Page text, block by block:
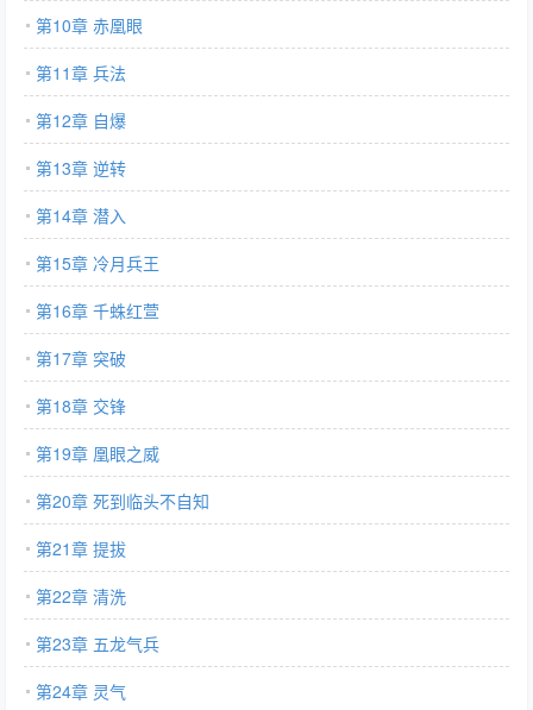
第10章 赤凰眼
第11章 兵法
第12章 自爆
第13章 逆转
第14章 潜入
第15章 冷月兵王
第16章 千蛛红萱
第17章 突破
第18章 交锋
第19章 凰眼之威
第20章 死到临头不自知
第21章 提拔
第22章 清洗
第23章 五龙气兵
第24章 灵气